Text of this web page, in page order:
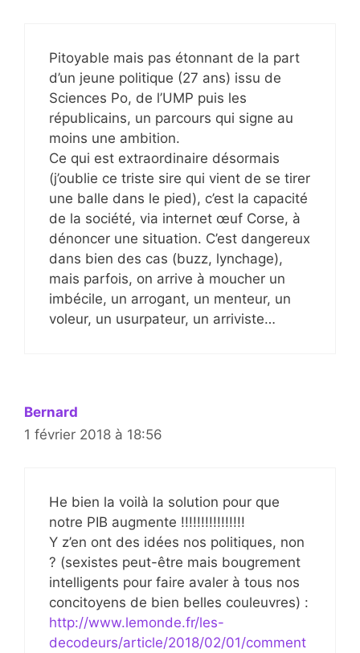
Pitoyable mais pas étonnant de la part
d’un jeune politique (27 ans) issu de
Sciences Po, de l’UMP puis les
républicains, un parcours qui signe au
moins une ambition.
Ce qui est extraordinaire désormais
(j’oublie ce triste sire qui vient de se tirer
une balle dans le pied), c’est la capacité
de la société, via internet œuf Corse, à
dénoncer une situation. C’est dangereux
dans bien des cas (buzz, lynchage),
mais parfois, on arrive à moucher un
imbécile, un arrogant, un menteur, un
voleur, un usurpateur, un arriviste…
Bernard
1 février 2018 à 18:56
He bien la voilà la solution pour que
notre PIB augmente !!!!!!!!!!!!!!!!
Y z’en ont des idées nos politiques, non
? (sexistes peut-être mais bougrement
intelligents pour faire avaler à tous nos
concitoyens de bien belles couleuvres) :
http://www.lemonde.fr/les-
decodeurs/article/2018/02/01/comment